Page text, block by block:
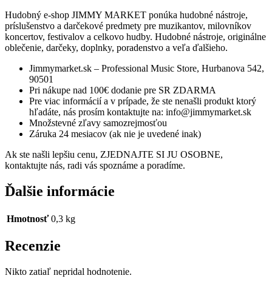
Hudobný e-shop JIMMY MARKET ponúka hudobné nástroje,
príslušenstvo a darčekové predmety pre muzikantov, milovníkov
koncertov, festivalov a celkovo hudby. Hudobné nástroje, originálne
oblečenie, darčeky, doplnky, poradenstvo a veľa ďalšieho.
Jimmymarket.sk – Professional Music Store, Hurbanova 542,
90501
Pri nákupe nad 100€ dodanie pre SR ZDARMA
Pre viac informácií a v prípade, že ste nenašli produkt ktorý
hľadáte, nás prosím kontaktujte na: info@jimmymarket.sk
Množstevné zľavy samozrejmosťou
Záruka 24 mesiacov (ak nie je uvedené inak)
Ak ste našli lepšiu cenu, ZJEDNAJTE SI JU OSOBNE,
kontaktujte nás, radi vás spoznáme a poradíme.
Ďalšie informácie
Hmotnosť 0,3 kg
Recenzie
Nikto zatiaľ nepridal hodnotenie.